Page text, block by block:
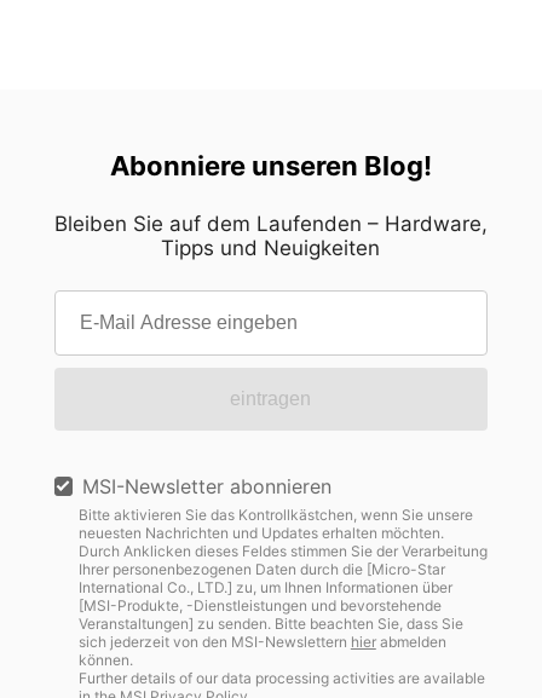
Abonniere unseren Blog!
Bleiben Sie auf dem Laufenden – Hardware,
Tipps und Neuigkeiten
eintragen
MSI-Newsletter abonnieren
Bitte aktivieren Sie das Kontrollkästchen, wenn Sie unsere
neuesten Nachrichten und Updates erhalten möchten.
Durch Anklicken dieses Feldes stimmen Sie der Verarbeitung
Ihrer personenbezogenen Daten durch die [Micro-Star
International Co., LTD.] zu, um Ihnen Informationen über
[MSI-Produkte, -Dienstleistungen und bevorstehende
Veranstaltungen] zu senden. Bitte beachten Sie, dass Sie
sich jederzeit von den MSI-Newslettern hierabmelden
können.
Further details of our data processing activities are available